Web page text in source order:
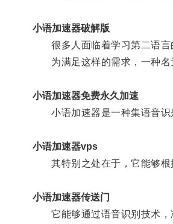
小语加速器破解版
很多人面临着学习第二语言
为满足这样的需求，一种名
小语加速器免费永久加速
小语加速器是一种集语音识
小语加速器vps
其特别之处在于，它能够根
小语加速器传送门
它能够通过语音识别技术，